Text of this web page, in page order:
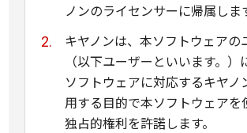
ノンのライセンサーに帰属しま
キヤノンは、本ソフトウェアの
（以下ユーザーといいます。）
ソフトウェアに対応するキヤノ
用する目的で本ソフトウェアを
独占的権利を許諾します。